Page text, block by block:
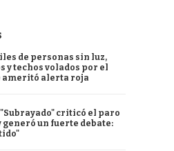
de personas sin luz,
y techos volados por el
ameritó alerta roja
criticó el paro
generó un fuerte debate: